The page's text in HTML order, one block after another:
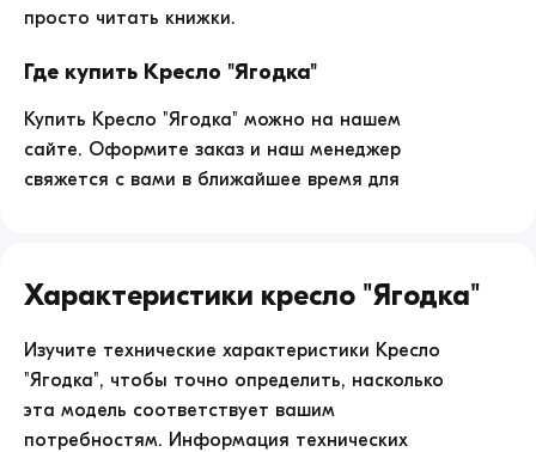
просто читать книжки.
Где купить Кресло "Ягодка"
Купить Кресло "Ягодка" можно на нашем
сайте. Оформите заказ и наш менеджер
свяжется с вами в ближайшее время для
Характеристики Кресло "Ягодка"
Изучите технические характеристики Кресло
"Ягодка", чтобы точно определить, насколько
эта модель соответствует вашим
потребностям. Информация технических